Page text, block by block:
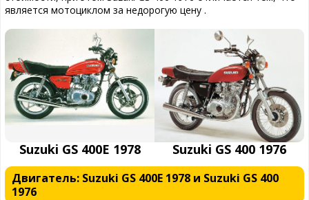
является мотоциклом за недорогую цену .
Suzuki GS 400E 1978 Suzuki GS 400 1976
Двигатель: Suzuki GS 400E 1978 и Suzuki GS 400
1976